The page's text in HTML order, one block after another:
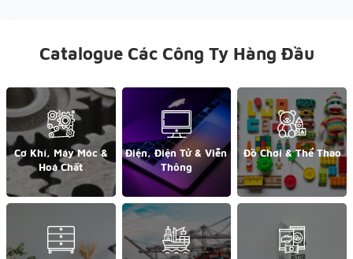
Catalogue Các Công Ty Hàng Đầu
Cơ Khí, Máy Móc &
Hoá Chất
Điện, Điện Tử & Viễn
Thông
Đồ Chơi & Thể Thao